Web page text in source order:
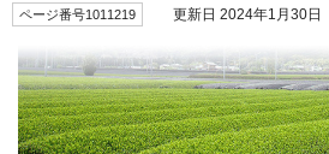
ページ番号1011219 更新日 2024年1月30日